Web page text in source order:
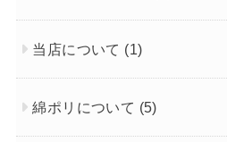
当店について (1)
綿ポリについて (5)